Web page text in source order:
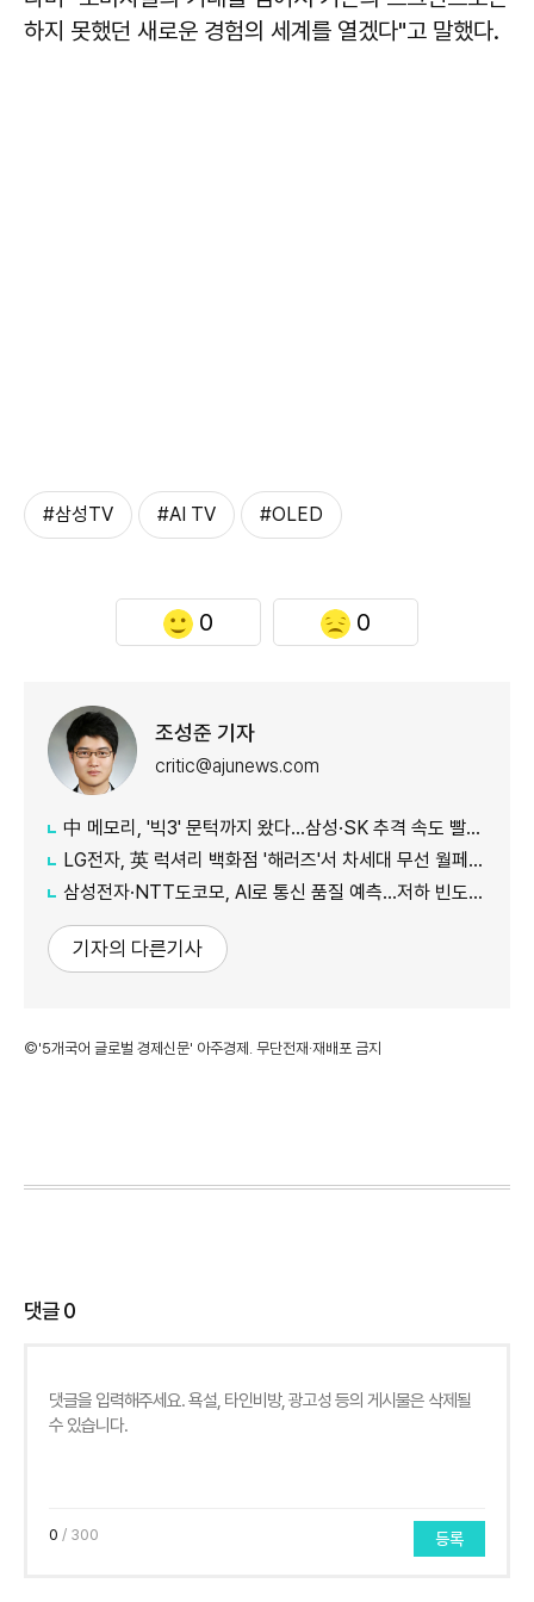
하지 못했던 새로운 경험의 세계를 열겠다"고 말했다.
#삼성TV #AI TV #OLED
0 0
조성준 기자
critic@ajunews.com
中 메모리, '빅3' 문턱까지 왔다…삼성·SK 추격 속도 빨라진다
LG전자, 英 럭셔리 백화점 '해러즈'서 차세대 무선 월페이퍼 TV 특별 전시
삼성전자·NTT도코모, AI로 통신 품질 예측…저하 빈도 절반 줄였다
기자의 다른기사
©'5개국어 글로벌 경제신문' 아주경제. 무단전재·재배포 금지
댓글0
0 / 300 등록